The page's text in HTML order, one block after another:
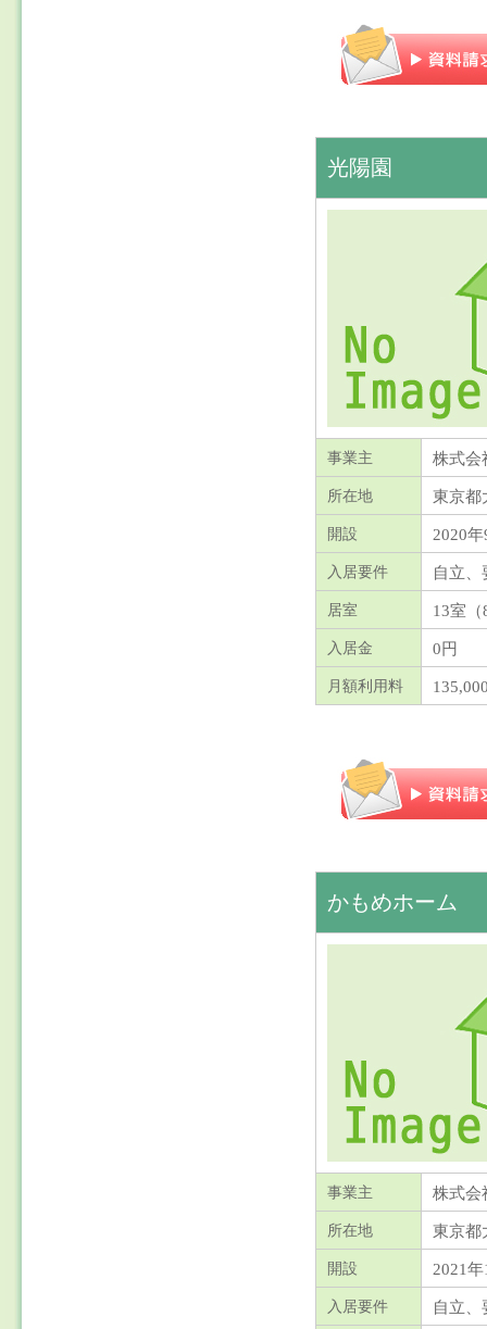
光陽園
事業主 株式会
所在地 東京都
開設 2020
入居要件 自立、
居室 13室（
入居金 0円
月額利用料
かもめホーム
事業主 株式会
所在地 東京都
開設 2021
入居要件 自立、